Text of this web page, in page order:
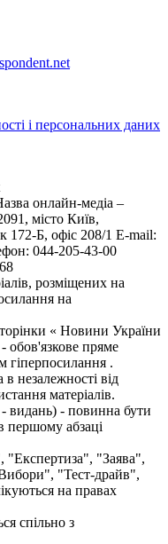
і персональних даних
онлайн-медіа –
місто Київ,
Б, офіс 208/1 E-mail:
044-205-43-00
розміщених на
на
« Новини України
- обов'язкове пряме
гіперпосилання .
незалежності від
матеріалів.
- видань) - повинна бути
першому абзаці
"Заява",
"Тест-драйв",
на правах
спільно з